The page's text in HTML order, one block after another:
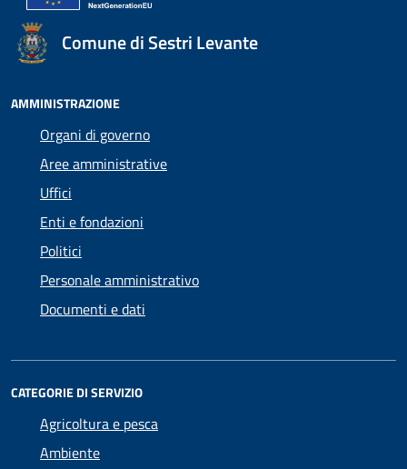
Comune di Sestri Levante
AMMINISTRAZIONE
Organi di governo
Aree amministrative
Uffici
Enti e fondazioni
Politici
Personale amministrativo
Documenti e dati
CATEGORIE DI SERVIZIO
Agricoltura e pesca
Ambiente